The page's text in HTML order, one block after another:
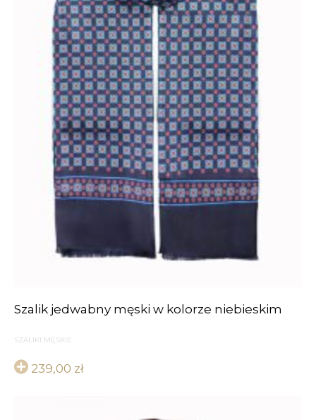
Szalik jedwabny męski w kolorze niebieskim
SZALIKI MĘSKIE
239,00 zł